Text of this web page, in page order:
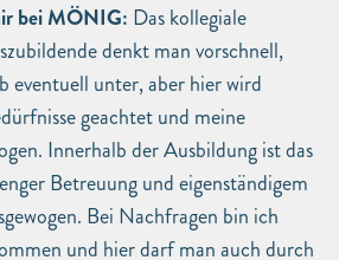
bei MÖNIG: Das kollegiale
denkt man vorschnell,
eventuell unter, aber hier wird
geachtet und meine
Innerhalb der Ausbildung ist das
Betreuung und eigenständigem
Bei Nachfragen bin ich
und hier darf man auch durch